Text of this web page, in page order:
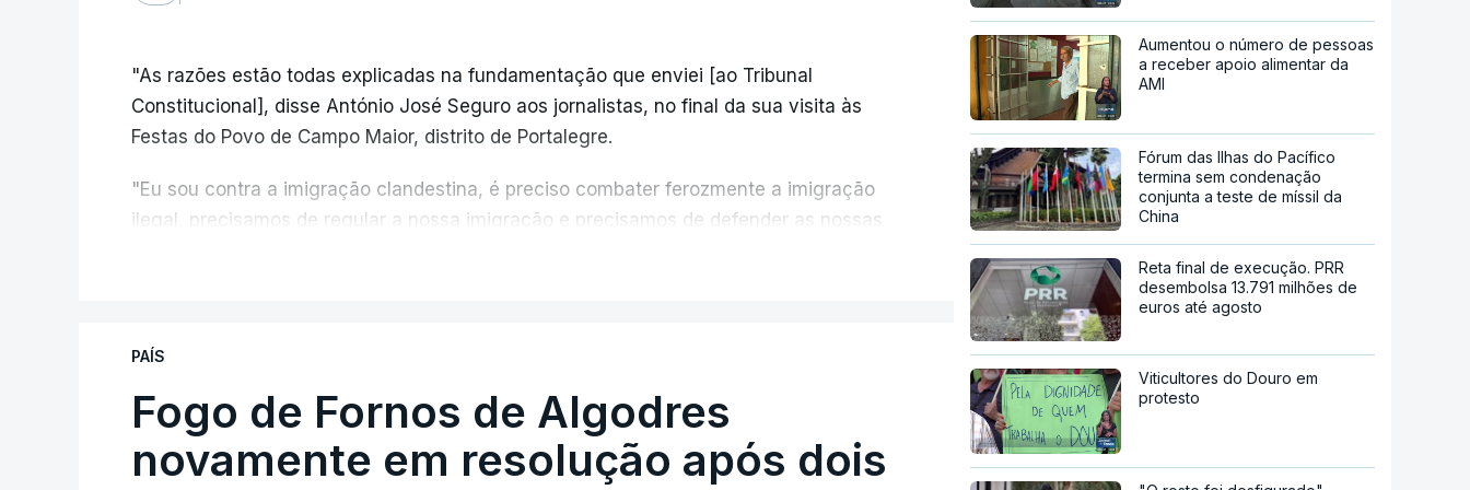
"As razões estão todas explicadas na fundamentação que enviei [ao Tribunal
Constitucional], disse António José Seguro aos jornalistas, no final da sua visita às
Festas do Povo de Campo Maior, distrito de Portalegre.
"Eu sou contra a imigração clandestina, é preciso combater ferozmente a imigração
ilegal, precisamos de regular a nossa imigração e precisamos de defender as nossas
criança.
PAÍS
Fogo de Fornos de Algodres
novamente em resolução após dois
Aumentou o número de pessoas
a receber apoio alimentar da
AMI
Fórum das Ilhas do Pacífico
termina sem condenação
conjunta a teste de míssil da
China
Reta final de execução. PRR
desembolsa 13.791 milhões de
euros até agosto
Viticultores do Douro em
protesto